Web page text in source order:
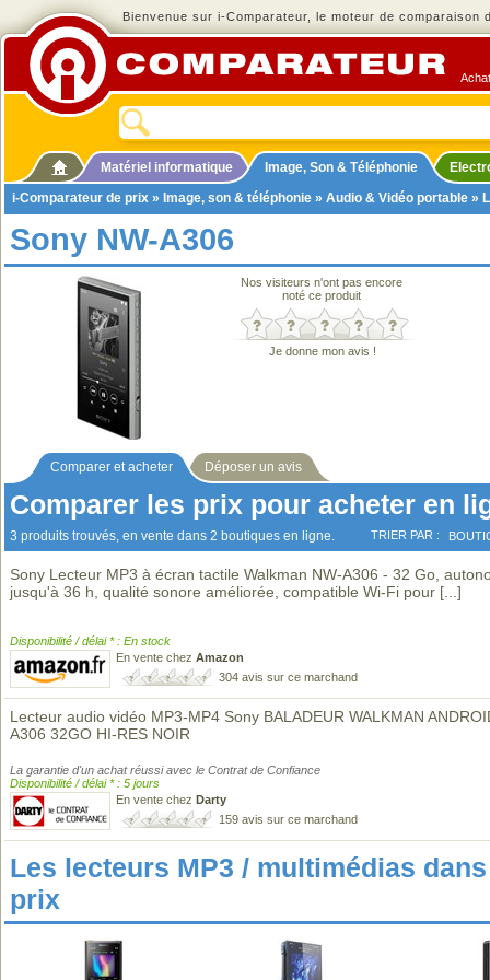
Bienvenue sur i-Comparateur, le moteur de comparaison
Matériel informatique Image, Son & Téléphonie
i-Comparateur de prix » Image, son & téléphonie » Audio & Vidéo portable »
Sony NW-A306
Nos visiteurs n'ont pas encore
noté ce produit
Je donne mon avis !
Comparer et acheter Déposer un avis
Comparer les prix pour acheter en
3 produits trouvés, en vente dans 2 boutiques en ligne. TRIER PAR :
Sony Lecteur MP3 à écran tactile Walkman NW-A306 - 32 Go,
jusqu'à 36 h, qualité sonore améliorée, compatible Wi-Fi pour [...]
Disponibilité / délai * : En stock
En vente chez Amazon
304 avis sur ce marchand
Lecteur audio vidéo MP3-MP4 Sony BALADEUR WALKMAN
A306 32GO HI-RES NOIR
La garantie d'un achat réussi avec le Contrat de Confiance
Disponibilité / délai * : 5 jours
En vente chez Darty
159 avis sur ce marchand
Les lecteurs MP3 / multimédias
prix